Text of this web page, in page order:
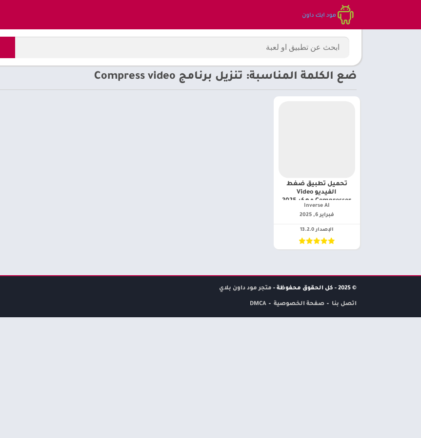
ضع الكلمة المناسبة: تنزيل برنامج Compress video
تحميل تطبيق ضغط
الفيديو Video
Compressor مهكر 2025
Inverse AI‏
فبراير 6, 2025
الإصدار 13.2.0
© 2025 - كل الحقوق محفوظة - متجر مود داون بلاي
اتصل بنا صفحة الخصوصية DMCA